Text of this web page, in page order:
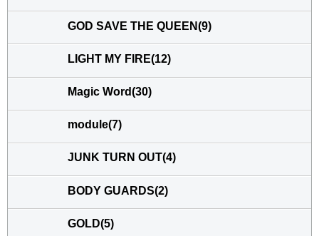
GOD SAVE THE QUEEN(9)
LIGHT MY FIRE(12)
Magic Word(30)
module(7)
JUNK TURN OUT(4)
BODY GUARDS(2)
GOLD(5)